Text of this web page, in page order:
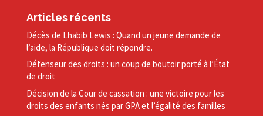
Articles récents
Décès de Lhabib Lewis : Quand un jeune demande de
l’aide, la République doit répondre.
Défenseur des droits : un coup de boutoir porté à l’État
de droit
Décision de la Cour de cassation : une victoire pour les
droits des enfants nés par GPA et l’égalité des familles